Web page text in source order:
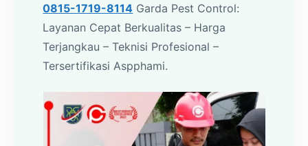
0815-1719-8114 Garda Pest Control:
Layanan Cepat Berkualitas – Harga
Terjangkau – Teknisi Profesional –
Tersertifikasi Aspphami.